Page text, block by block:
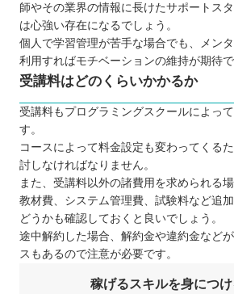
師やその業界の情報に長けたサポートス
は心強い存在になるでしょう。
個人で学習管理が苦手な場合でも、メン
利用すればモチベーションの維持が期待で
受講料はどのくらいかかるか
受講料もプログラミングスクールによっ
す。
コースによって料金設定も変わってくる
討しなければなりません。
また、受講料以外の諸費用を求められる場
教材費、システム管理費、試験料など追
どうかも確認しておくと良いでしょう。
途中解約した場合、解約金や違約金など
スもあるので注意が必要です。
稼げるスキルを身につ